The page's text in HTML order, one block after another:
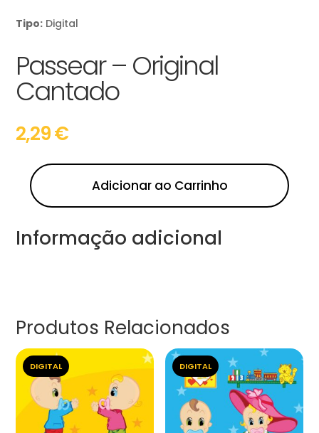
Tipo: Digital
Passear – Original
Cantado
2,29€
Adicionar ao Carrinho
Informação adicional
Produtos Relacionados
DIGITAL DIGITAL